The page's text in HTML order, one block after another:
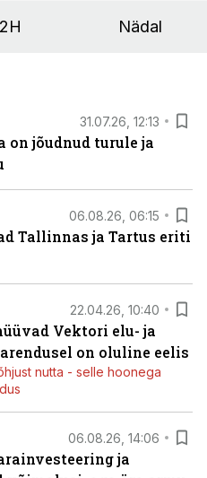
Nädal
31.07.26, 12:13
jõudnud turule ja
06.08.26, 06:15
Tallinnas ja Tartus eriti
22.04.26, 10:40
Vektori elu- ja
on oluline eelis
nutta - selle hoonega
06.08.26, 14:06
ja